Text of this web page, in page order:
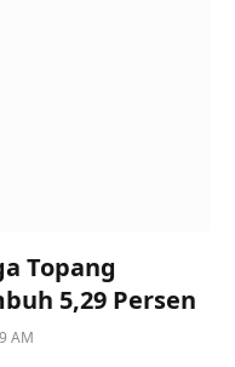
Topang
5,29 Persen
AM